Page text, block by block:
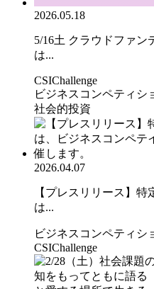
2026.05.18
5/16土 クラウドファン
は...
CSIChallenge
ビジネスコンペティシ
社会的投資
2026.04.07
【プレスリリース】特
は...
ビジネスコンペティシ
CSIChallenge